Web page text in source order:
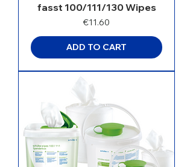
fasst 100/111/130 Wipes
Price
€11.60
ADD TO CART